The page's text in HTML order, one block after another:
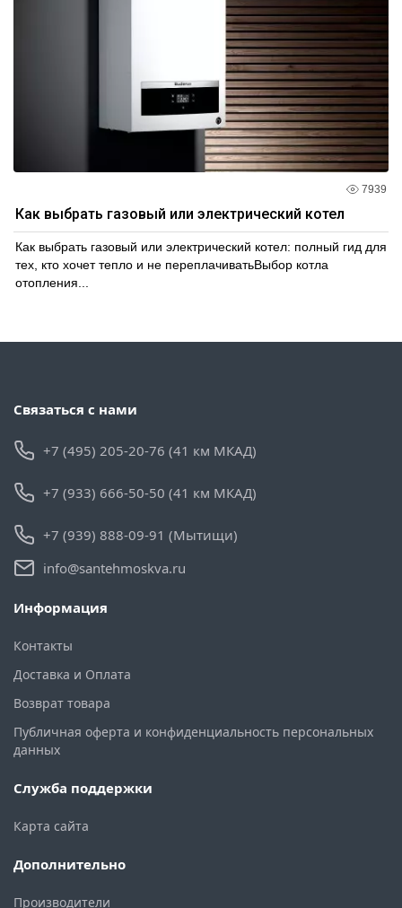
7939
Как выбрать газовый или электрический котел
Как выбрать газовый или электрический котел: полный гид для
тех, кто хочет тепло и не переплачиватьВыбор котла
отопления...
Связаться с нами
+7 (495) 205-20-76 (41 км МКАД)
+7 (933) 666-50-50 (41 км МКАД)
+7 (939) 888-09-91 (Мытищи)
info@santehmoskva.ru
Информация
Контакты
Доставка и Оплата
Возврат товара
Публичная оферта и конфиденциальность персональных
данных
Служба поддержки
Карта сайта
Дополнительно
Производители